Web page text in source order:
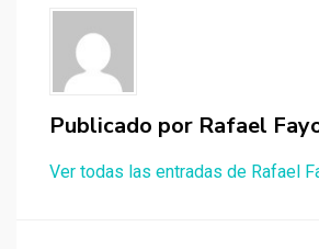
Publicado por Rafael
Ver todas las entradas de Rafael